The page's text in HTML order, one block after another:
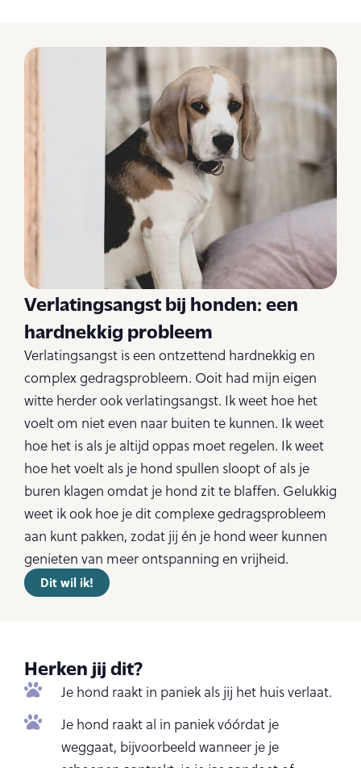
Verlatingsangst bij honden: een
hardnekkig probleem
Verlatingsangst is een ontzettend hardnekkig en
complex gedragsprobleem. Ooit had mijn eigen
witte herder ook verlatingsangst. Ik weet hoe het
voelt om niet even naar buiten te kunnen. Ik weet
hoe het is als je altijd oppas moet regelen. Ik weet
hoe het voelt als je hond spullen sloopt of als je
buren klagen omdat je hond zit te blaffen. Gelukkig
weet ik ook hoe je dit complexe gedragsprobleem
aan kunt pakken, zodat jij én je hond weer kunnen
genieten van meer ontspanning en vrijheid.
Dit wil ik!
Herken jij dit?
Je hond raakt in paniek als jij het huis verlaat.
Je hond raakt al in paniek vóórdat je
weggaat, bijvoorbeeld wanneer je je